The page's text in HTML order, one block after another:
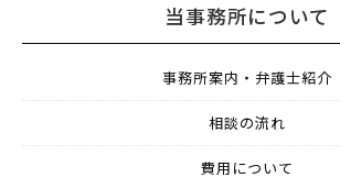
当事務所について
事務所案内・弁護士紹介
相談の流れ
費用について